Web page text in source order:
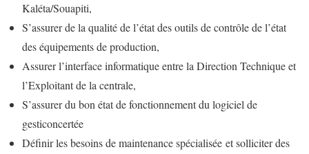
Kaléta/Souapiti,
S’assurer de la qualité de l’état des outils de contrôle de l’état
des équipements de production,
Assurer l’interface informatique entre la Direction Technique et
l’Exploitant de la centrale,
S’assurer du bon état de fonctionnement du logiciel de
gesticoncertée
Définir les besoins de maintenance spécialisée et solliciter des